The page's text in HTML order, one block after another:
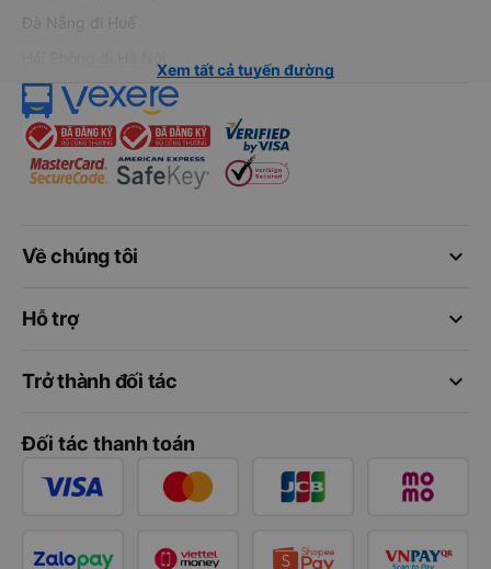
Đà Nẵng đi Huế
Xem tất cả tuyến đường
keyboard_arrow_down
Về chúng tôi
keyboard_arrow_down
Hỗ trợ
keyboard_arrow_down
Trở thành đối tác
Đối tác thanh toán